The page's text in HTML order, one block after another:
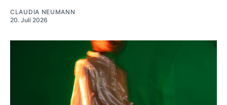
CLAUDIA NEUMANN
20. Juli 2026